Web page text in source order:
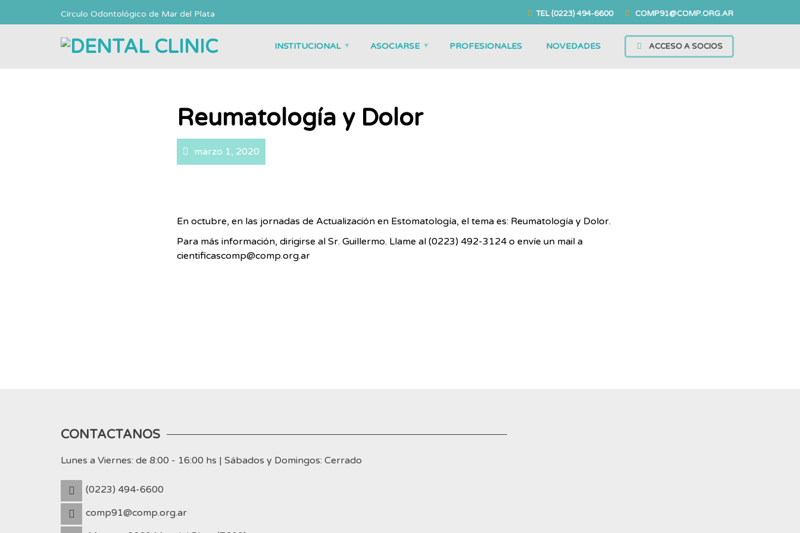
Círculo Odontológico de Mar del Plata TEL(0223) 494-6600 COMP91@COMP.ORG.AR
INSTITUCIONAL ASOCIARSE PROFESIONALES NOVEDADES ACCESO A SOCIOS
Reumatología y Dolor
marzo 1, 2020
En octubre, en las jornadas de Actualización en Estomatología, el tema es: Reumatología y Dolor.
Para más información, dirigirse al Sr. Guillermo. Llame al (0223) 492-3124 o envíe un mail a
cientificascomp@comp.org.ar
CONTACTANOS
Lunes a Viernes: de 8:00 - 16:00 hs | Sábados y Domingos: Cerrado
(0223) 494-6600
comp91@comp.org.ar